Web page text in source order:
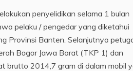
penyelidikan selama 1 bulan
pelaku / pengedar yang diketahui
Provinsi Banten. Selanjutnya
Bogor Jawa Barat (TKP 1) dan
brutto 2014,7 gram di dalam mobil